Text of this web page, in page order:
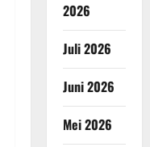
2026
Juli 2026
Juni 2026
Mei 2026